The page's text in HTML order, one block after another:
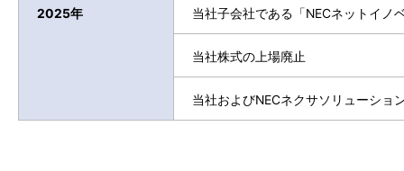
2025年 当社子会社である「NECネットイノ
当社株式の上場廃止
当社およびNECネクサソリューショ